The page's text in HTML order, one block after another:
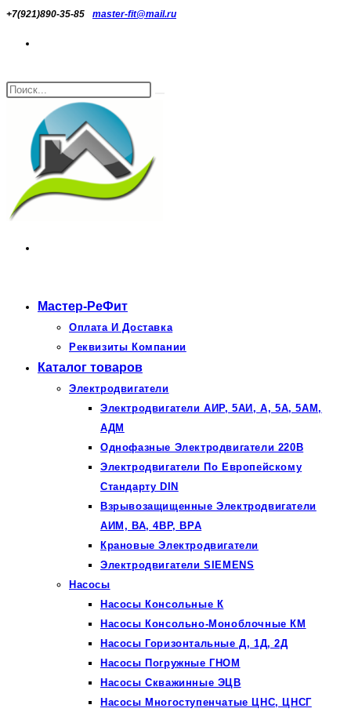
Перейти
+7(921)890-35-85 master-fit@mail.ru
Поиск
сайте
Мастер-РеФит
Оплата И Доставка
Реквизиты Компании
Каталог товаров
Электродвигатели
Электродвигатели АИР, 5АИ, А, 5А, 5АМ,
АДМ
Однофазные Электродвигатели 220В
Электродвигатели По Европейскому
Стандарту DIN
Взрывозащищенные Электродвигатели
АИМ, ВА, 4ВР, ВРА
Крановые Электродвигатели
Электродвигатели SIEMENS
Насосы
Насосы Консольные К
Насосы Консольно-Моноблочные КМ
Насосы Горизонтальные Д, 1Д, 2Д
Насосы Погружные ГНОМ
Насосы Скважинные ЭЦВ
Насосы Многоступенчатые ЦНС, ЦНСГ